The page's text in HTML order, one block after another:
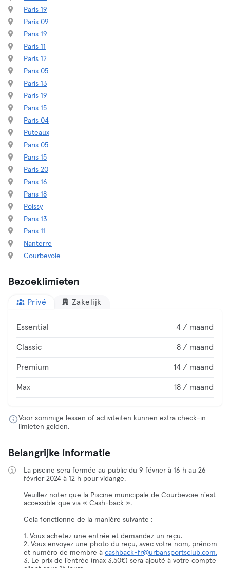
Paris 19
Paris 09
Paris 19
Paris 11
Paris 12
Paris 05
Paris 13
Paris 19
Paris 15
Paris 04
Puteaux
Paris 05
Paris 15
Paris 20
Paris 16
Paris 18
Poissy
Paris 13
Paris 11
Nanterre
Courbevoie
Bezoeklimieten
Privé Zakelijk
Essential 4 / maand
Classic 8 / maand
Premium 14 / maand
Max 18 / maand
Voor sommige lessen of activiteiten kunnen extra check-in
limieten gelden.
Belangrijke informatie
La piscine sera fermée au public du 9 février à 16 h au 26
février 2024 à 12 h pour vidange.
Veuillez noter que la Piscine municipale de Courbevoie n'est
accessible que via « Cash-back ».
Cela fonctionne de la manière suivante :
1. Vous achetez une entrée et demandez un reçu.
2. Vous envoyez une photo du reçu, avec votre nom, prénom
et numéro de membre à cashback-fr@urbansportsclub.com.
3. Le prix de l’entrée (max 3,50€) sera ajouté à votre compte